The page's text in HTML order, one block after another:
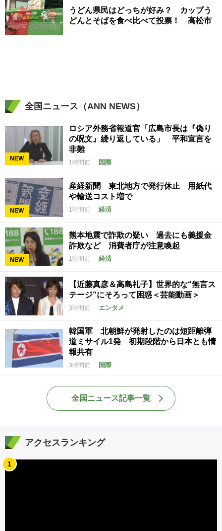
うどん県民はどっちが好み？ カップう
どんとそばを食べ比べて投票！ 高松市
全国ニュース（ANN NEWS）
NEW
ロシア外務省報道官「広島市長は『偽り
の呪文』繰り返している」 平和宣言を
非難
1時間前 国際
NEW
産経新聞 東北地方で発行休止 用紙代
や輸送コスト増で
1時間前 経済
NEW
熊本地震で詐欺の疑い 過去にも義援金
詐欺など 消費者庁が注意喚起
1時間前 経済
【近藤真彦＆高島礼子】世界的な“無言ス
テージ”にそろって困惑＜芸能動画＞
3時間前 エンタメ
韓国軍 北朝鮮が発射したのは短距離弾
道ミサイル1発 初期段階から日本とも情
報共有
3時間前 国際
全国ニュース記事一覧
アクセスランキング
1